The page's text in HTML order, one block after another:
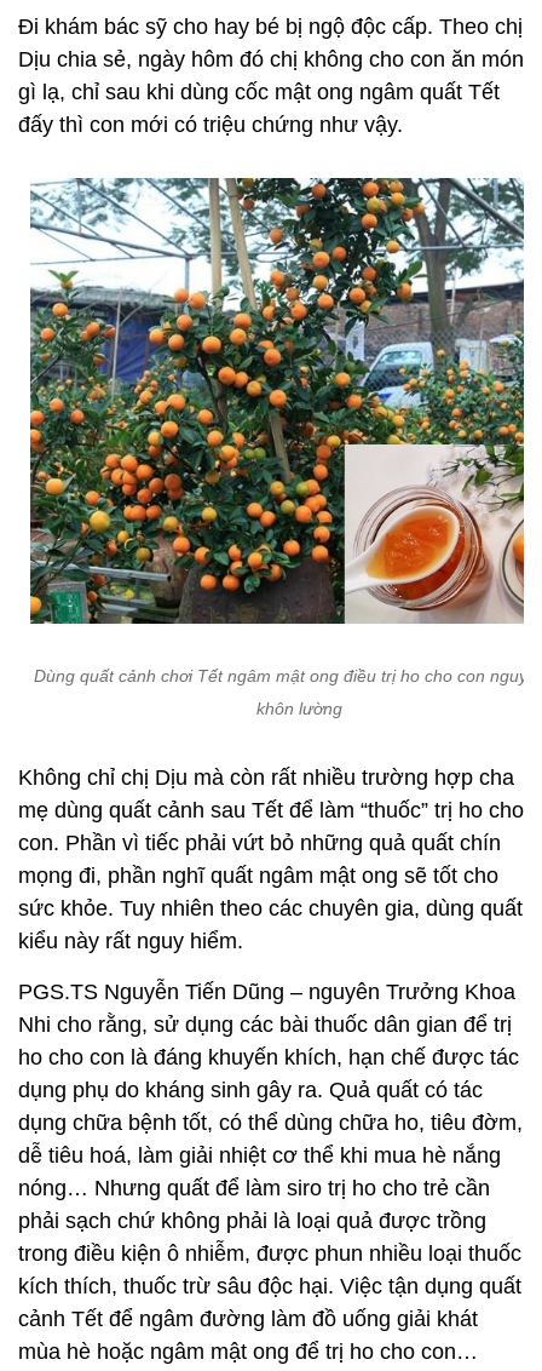
Đi khám bác sỹ cho hay bé bị ngộ độc cấp. Theo chị
Dịu chia sẻ, ngày hôm đó chị không cho con ăn món
gì lạ, chỉ sau khi dùng cốc mật ong ngâm quất Tết
đấy thì con mới có triệu chứng như vậy.
Dùng quất cảnh chơi Tết ngâm mật ong điều trị ho cho con nguy
khôn lường
Không chỉ chị Dịu mà còn rất nhiều trường hợp cha
mẹ dùng quất cảnh sau Tết để làm “thuốc” trị ho cho
con. Phần vì tiếc phải vứt bỏ những quả quất chín
mọng đi, phần nghĩ quất ngâm mật ong sẽ tốt cho
sức khỏe. Tuy nhiên theo các chuyên gia, dùng quất
kiểu này rất nguy hiểm.
PGS.TS Nguyễn Tiến Dũng – nguyên Trưởng Khoa
Nhi cho rằng, sử dụng các bài thuốc dân gian để trị
ho cho con là đáng khuyến khích, hạn chế được tác
dụng phụ do kháng sinh gây ra. Quả quất có tác
dụng chữa bệnh tốt, có thể dùng chữa ho, tiêu đờm,
dễ tiêu hoá, làm giải nhiệt cơ thể khi mua hè nắng
nóng… Nhưng quất để làm siro trị ho cho trẻ cần
phải sạch chứ không phải là loại quả được trồng
trong điều kiện ô nhiễm, được phun nhiều loại thuốc
kích thích, thuốc trừ sâu độc hại. Việc tận dụng quất
cảnh Tết để ngâm đường làm đồ uống giải khát
mùa hè hoặc ngâm mật ong để trị ho cho con…